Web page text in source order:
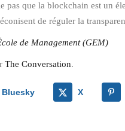
pas que la blockchain est un
de réguler la
de Management (GEM)
The Conversation.
Bluesky X